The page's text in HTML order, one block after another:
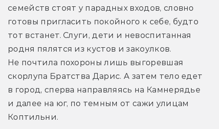
семейств стоят у парадных входов, словно
готовы пригласить покойного к себе, будто
тот встанет. Слуги, дети и невоспитанная
родня пялятся из кустов и закоулков.
Не почтила похороны лишь выгоревшая
скорлупа Братства Дарис. А затем тело едет
в город, сперва направляясь на Камнерядье
и далее на юг, по темным от сажи улицам
Коптильни.